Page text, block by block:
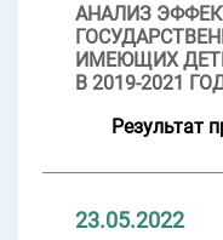
АНАЛИЗ
ИМЕЮЩИХ
В 2019-2021
Результат
23.05.2022